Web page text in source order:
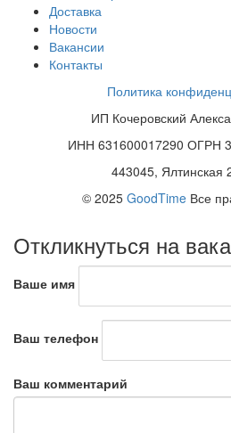
Доставка
Новости
Вакансии
Контакты
Политика
ИП Кочеровский
ИНН 631600017290 ОГРН
443045, Ялтинская
© 2025 GoodTime Все
Откликнуться на
Ваше имя
Ваш телефон
Ваш комментарий